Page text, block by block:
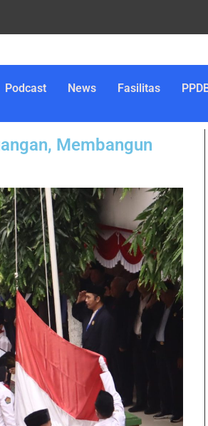
Podcast News Fasilitas
Membangun